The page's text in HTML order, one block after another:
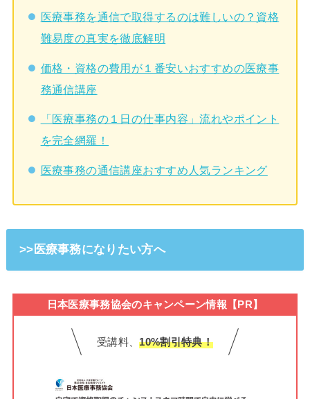
医療事務を通信で取得するのは難しいの？資格
難易度の真実を徹底解明
価格・資格の費用が１番安いおすすめの医療事
務通信講座
「医療事務の１日の仕事内容」流れやポイント
を完全網羅！
医療事務の通信講座おすすめ人気ランキング
>>医療事務になりたい方へ
日本医療事務協会のキャンペーン情報【PR】
受講料、10%割引特典！